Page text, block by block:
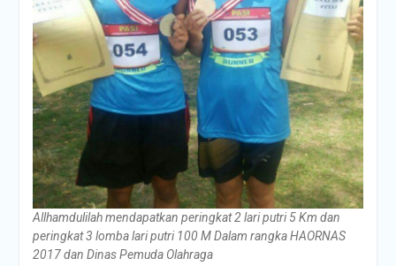
Allhamdulilah mendapatkan peringkat 2 lari putri 5 Km dan
peringkat 3 lomba lari putri 100 M Dalam rangka HAORNAS
2017 dan Dinas Pemuda Olahraga